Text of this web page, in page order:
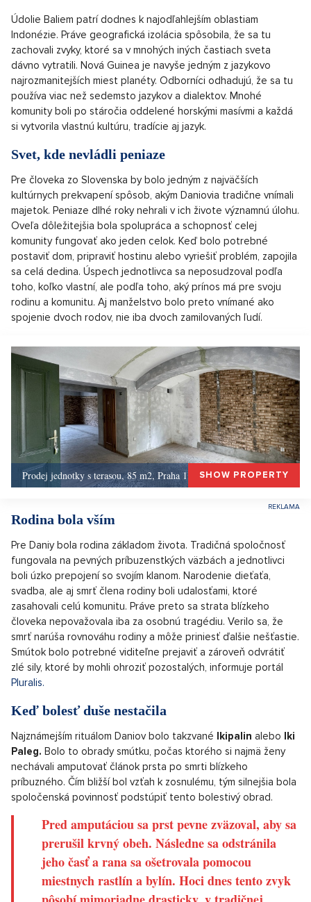
Údolie Baliem patrí dodnes k najodľahlejším oblastiam
Indonézie. Práve geografická izolácia spôsobila, že sa tu
zachovali zvyky, ktoré sa v mnohých iných častiach sveta
dávno vytratili. Nová Guinea je navyše jedným z jazykovo
najrozmanitejších miest planéty. Odborníci odhadujú, že sa tu
používa viac než sedemsto jazykov a dialektov. Mnohé
komunity boli po stáročia oddelené horskými masívmi a každá
si vytvorila vlastnú kultúru, tradície aj jazyk.
Svet, kde nevládli peniaze
Pre človeka zo Slovenska by bolo jedným z najväčších
kultúrnych prekvapení spôsob, akým Daniovia tradične vnímali
majetok. Peniaze dlhé roky nehrali v ich živote významnú úlohu.
Oveľa dôležitejšia bola spolupráca a schopnosť celej
komunity fungovať ako jeden celok. Keď bolo potrebné
postaviť dom, pripraviť hostinu alebo vyriešiť problém, zapojila
sa celá dedina. Úspech jednotlivca sa neposudzoval podľa
toho, koľko vlastní, ale podľa toho, aký prínos má pre svoju
rodinu a komunitu. Aj manželstvo bolo preto vnímané ako
spojenie dvoch rodov, nie iba dvoch zamilovaných ľudí.
Prodej jednotky s terasou, 85 m2, Praha 1, Praha 1SHOW PROPERTY
Rodina bola vším
Pre Daniy bola rodina základom života. Tradičná spoločnosť
fungovala na pevných príbuzenstkých väzbách a jednotlivci
boli úzko prepojení so svojím klanom. Narodenie dieťaťa,
svadba, ale aj smrť člena rodiny boli udalosťami, ktoré
zasahovali celú komunitu. Práve preto sa strata blízkeho
človeka nepovažovala iba za osobnú tragédiu. Verilo sa, že
smrť narúša rovnováhu rodiny a môže priniesť ďalšie nešťastie.
Smútok bolo potrebné viditeľne prejaviť a zároveň odvrátiť
zlé sily, ktoré by mohli ohroziť pozostalých, informuje portál
Pluralis.
Keď bolesť duše nestačila
Najznámejším rituálom Daniov bolo takzvané Ikipalin alebo Iki
Paleg. Bolo to obrady smútku, počas ktorého si najmä ženy
nechávali amputovať článok prsta po smrti blízkeho
príbuzného. Čím bližší bol vzťah k zosnulému, tým silnejšia bola
spoločenská povinnosť podstúpiť tento bolestivý obrad.
Pred amputáciou sa prst pevne zväzoval, aby sa
prerušil krvný obeh. Následne sa odstránila
jeho časť a rana sa ošetrovala pomocou
miestnych rastlín a bylín. Hoci dnes tento zvyk